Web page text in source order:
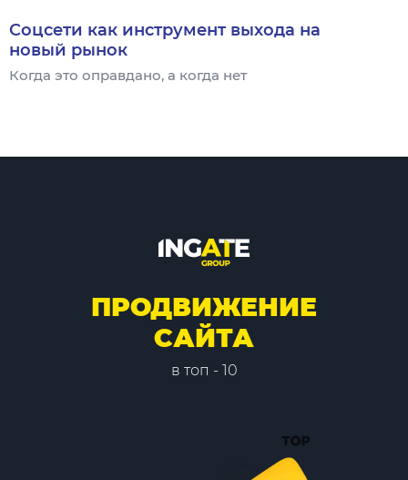
Соцсети как инструмент выхода на
новый рынок
Когда это оправдано, а когда нет
ПРОДВИЖЕНИЕ
САЙТА
в топ - 10